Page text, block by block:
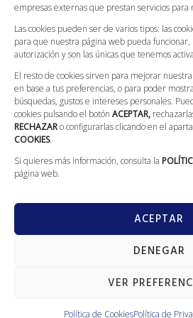
empresas externas que prestan servicios para
Las cookies pueden ser de varios tipos: las
para que nuestra página web pueda
autorización y son las únicas que tenemos
El resto de cookies sirven para mejorar
en base a tus preferencias, o para poder
búsquedas, gustos e intereses personales.
cookies pulsando el botón ACEPTAR,
RECHAZARo configurarlas clicando en el
COOKIES.
Si quieres más información, consulta la
página web.
ACEPTAR
DENEGAR
VER
Política de CookiesPolítica de
CONTACTO
Llámanos: 629 562 186
L-V: 08:00 - 20:00; S: 09:00 -
Calle Galileo Galilei, 5
info@fontaneriajerez.com